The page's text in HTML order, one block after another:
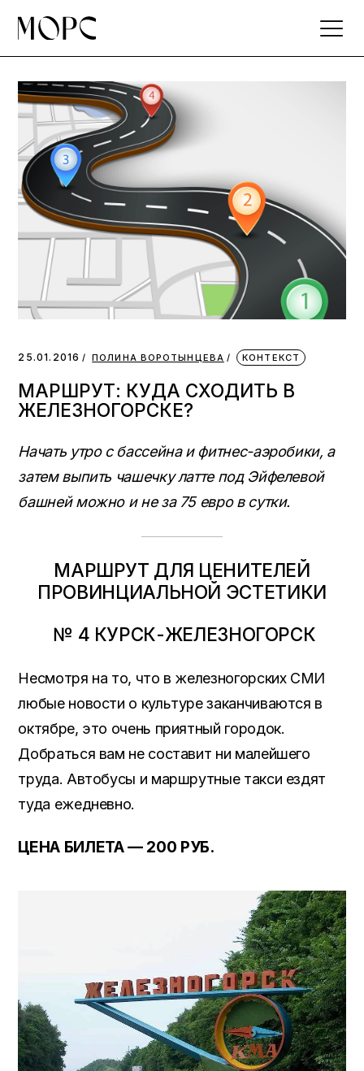
the
25.01.2016 ПОЛИНА ВОРОТЫНЦЕВА КОНТЕКСТ
МАРШРУТ: КУДА СХОДИТЬ В
ЖЕЛЕЗНОГОРСКЕ?
Начать утро с бассейна и фитнес-аэробики, а
затем выпить чашечку латте под Эйфелевой
башней можно и не за 75 евро в сутки.
МАРШРУТ ДЛЯ ЦЕНИТЕЛЕЙ
ПРОВИНЦИАЛЬНОЙ ЭСТЕТИКИ
№ 4 КУРСК-ЖЕЛЕЗНОГОРСК
Несмотря на то, что в железногорских СМИ
любые новости о культуре заканчиваются в
октябре, это очень приятный городок.
Добраться вам не составит ни малейшего
труда. Автобусы и маршрутные такси ездят
туда ежедневно.
ЦЕНА БИЛЕТА — 200 РУБ.